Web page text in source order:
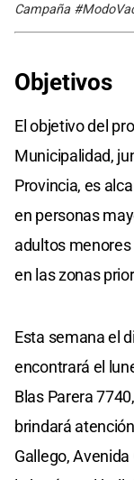
Campaña
Objetivos
El objetivo del
Municipalidad,
Provincia, es
en personas
adultos
en las zonas
Esta semana el
encontrará el
Blas Parera
brindará
Gallego,